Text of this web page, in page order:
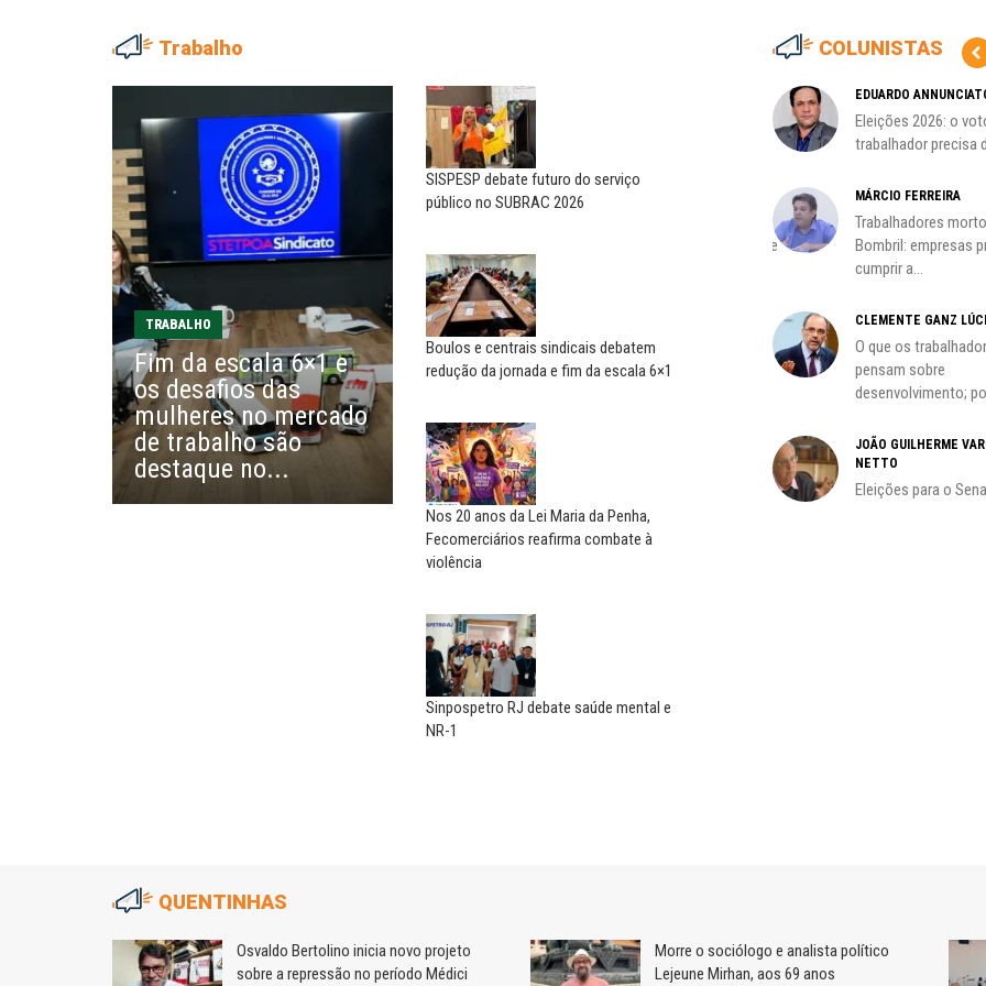
Trabalho
TRABALHO
Fim da escala 6×1 e
os desafios das
mulheres no mercado
de trabalho são
destaque no...
SISPESP debate futuro do serviço
público no SUBRAC 2026
Boulos e centrais sindicais debatem
redução da jornada e fim da escala 6×1
Nos 20 anos da Lei Maria da Penha,
Fecomerciários reafirma combate à
violência
Sinpospetro RJ debate saúde mental e
NR-1
COLUNISTAS
Adriana Marcolino destaca
impacto do salário mínimo na...
NILTON NECO
Sindec: 94 anos de união e
EDUARDO ANNUNCIATO CHICÃO
Sem salário digno e proteção
social, não existe...
EUSÉBIO PINTO NETO
A fortaleza do sindicato
MARIA AUXILIADORA
Agosto Lilás: todos e todas no
combate à...
SERGIO LUIZ LEITE (SERGINHO)
responsabilidade de todos
MIGUEL TORRES
A luta continua: agora o foco é
o...
CARLOS LOPES
O resgate do nosso Estado
Nacional; por Carlos...
A geopolítica nas eleições de
EDUARDO
Eleições 2026: o
trabalhador precisa
MÁRCIO FERREIRA
Trabalhadores
Bombril: empresas
cumprir a...
CLEMENTE GANZ
O que os
pensam sobre
desenvolvimento;
JOÃO GUILHERME
NETTO
Eleições para o
QUENTINHAS
Osvaldo Bertolino inicia novo projeto
sobre a repressão no período Médici
Morre o sociólogo e analista político
Lejeune Mirhan, aos 69 anos